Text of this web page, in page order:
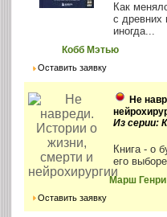
Как
с древних
иногда...
Кобб Мэтью
Оставить заявку
Не
Из серии:
Книга - о
его
Марш Генри
Оставить заявку